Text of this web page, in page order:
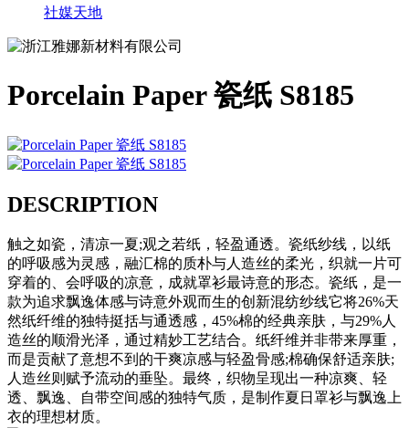
社媒天地
Porcelain Paper 瓷纸 S8185
DESCRIPTION
触之如瓷，清凉一夏;观之若纸，轻盈通透。瓷纸纱线，以纸
的呼吸感为灵感，融汇棉的质朴与人造丝的柔光，织就一片可
穿着的、会呼吸的凉意，成就罩衫最诗意的形态。瓷纸，是一
款为追求飘逸体感与诗意外观而生的创新混纺纱线它将26%天
然纸纤维的独特挺括与通透感，45%棉的经典亲肤，与29%人
造丝的顺滑光泽，通过精妙工艺结合。纸纤维并非带来厚重，
而是贡献了意想不到的干爽凉感与轻盈骨感;棉确保舒适亲肤;
人造丝则赋予流动的垂坠。最终，织物呈现出一种凉爽、轻
透、飘逸、自带空间感的独特气质，是制作夏日罩衫与飘逸上
衣的理想材质。